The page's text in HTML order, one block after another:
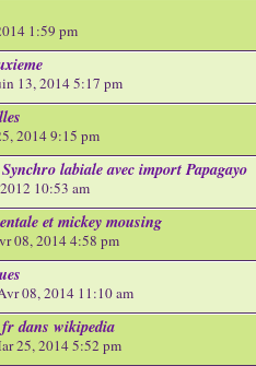
1:59 pm
13, 2014 5:17 pm
2014 9:15 pm
labiale avec import Papagayo
10:53 am
et mickey mousing
08, 2014 4:58 pm
08, 2014 11:10 am
dans wikipedia
25, 2014 5:52 pm